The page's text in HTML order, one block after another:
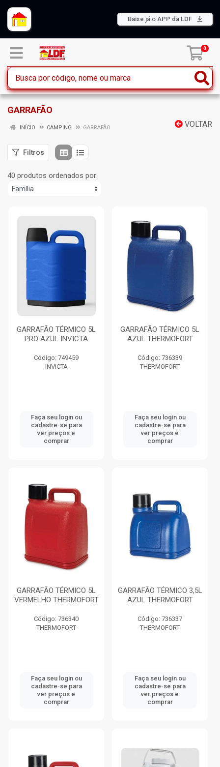
Baixe já o APP da LDF
0
GARRAFÃO
VOLTAR
INÍCIO CAMPING GARRAFÃO
Filtros
40 produtos ordenados por:
GARRAFÃO TÉRMICO 5L
PRO AZUL INVICTA
Código: 749459
INVICTA
Faça seu login ou
cadastre-se para
ver preços e
comprar
GARRAFÃO TÉRMICO 5L
AZUL THERMOFORT
Código: 736339
THERMOFORT
Faça seu login ou
cadastre-se para
ver preços e
comprar
GARRAFÃO TÉRMICO 5L
VERMELHO THERMOFORT
Código: 736340
THERMOFORT
Faça seu login ou
cadastre-se para
ver preços e
comprar
GARRAFÃO TÉRMICO 3,5L
AZUL THERMOFORT
Código: 736337
THERMOFORT
Faça seu login ou
cadastre-se para
ver preços e
comprar